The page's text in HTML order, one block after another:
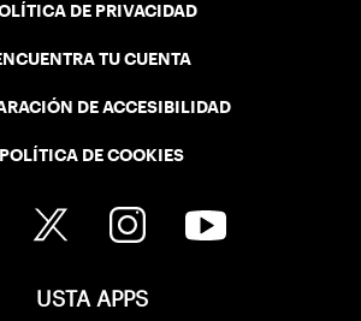
DE PRIVACIDAD
TU CUENTA
DE ACCESIBILIDAD
POLÍTICA DE COOKIES
USTA APPS